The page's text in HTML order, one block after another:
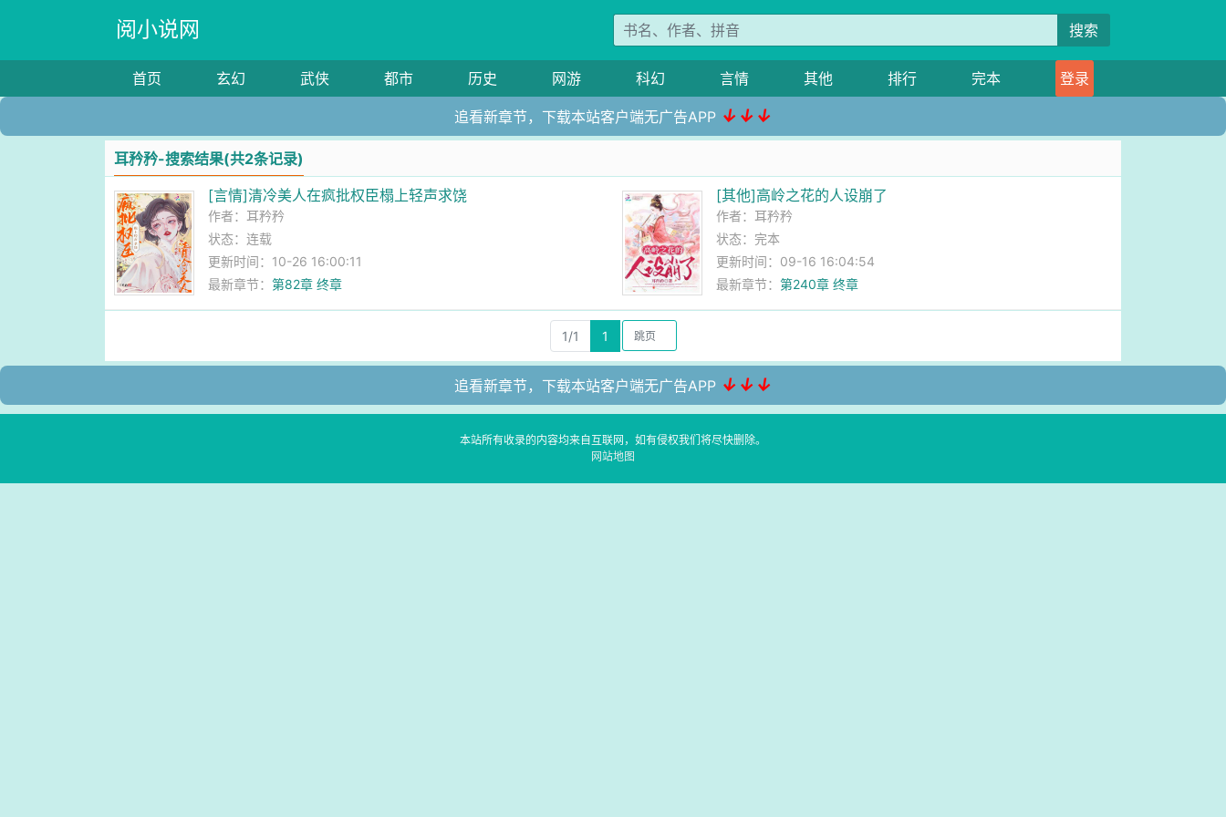
阅小说网 搜索
首页 玄幻 武侠 都市 历史 网游 科幻 言情 其他 排行 完本 登录
追看新章节，下载本站客户端无广告APP ↓↓↓
耳矜矜-搜索结果(共2条记录)
[言情]清冷美人在疯批权臣榻上轻声求饶
作者： 耳矜矜
状态：连载
更新时间：10-26 16:00:11
最新章节：第82章 终章
[其他]高岭之花的人设崩了
作者： 耳矜矜
状态：完本
更新时间：09-16 16:04:54
最新章节： 第240章 终章
1/1 1
追看新章节，下载本站客户端无广告APP ↓↓↓
本站所有收录的内容均来自互联网，如有侵权我们将尽快删除。
网站地图